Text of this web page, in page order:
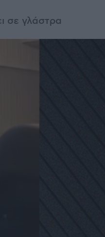
σε γλάστρα